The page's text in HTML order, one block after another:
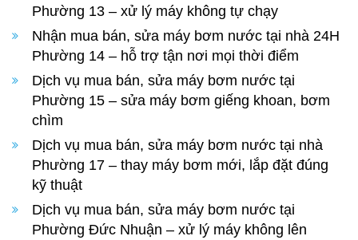
Phường 13 – xử lý máy không tự chạy
Nhận mua bán, sửa máy bơm nước tại nhà 24H
Phường 14 – hỗ trợ tận nơi mọi thời điểm
Dịch vụ mua bán, sửa máy bơm nước tại
Phường 15 – sửa máy bơm giếng khoan, bơm
chìm
Dịch vụ mua bán, sửa máy bơm nước tại nhà
Phường 17 – thay máy bơm mới, lắp đặt đúng
kỹ thuật
Dịch vụ mua bán, sửa máy bơm nước tại
Phường Đức Nhuận – xử lý máy không lên